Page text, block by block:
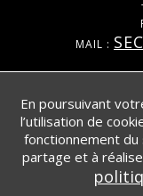
MAIL :
En poursuivant
l’utilisation de
fonctionnement
partage et à